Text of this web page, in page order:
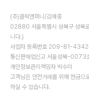
(주)클릭앤퍼니/김예중
02880 서울특별시 성북구 성북
니다.)
사업자 등록번호 209-81-
통신판매업신고 서울성북-0073
개인정보관리책임자 박수미
고객님은 안전거래를 위해 현금으
하실 수 있습니다.